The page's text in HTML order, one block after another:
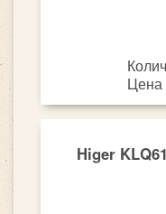
Цена
Higer